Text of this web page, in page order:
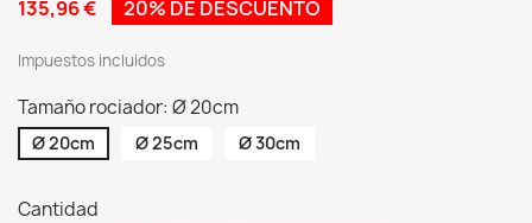
135,96 €
20% DE DESCUENTO
Impuestos incluidos
Tamaño rociador: Ø 20cm
Ø 20cm Ø 25cm Ø 30cm
Cantidad